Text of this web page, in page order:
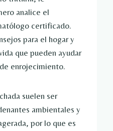
analice el
certificado.
para el hogar y
que pueden ayudar
enrojecimiento.
suelen ser
ambientales y
por lo que es